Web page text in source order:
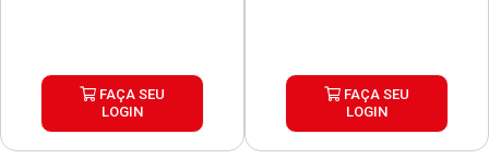
FAÇA SEU
LOGIN
FAÇA SEU
LOGIN